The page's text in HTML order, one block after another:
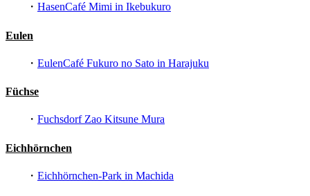
・ HasenCafé Mimi in Ikebukuro
Eulen
・ EulenCafé Fukuro no Sato in Harajuku
Füchse
・ Fuchsdorf Zao Kitsune Mura
Eichhörnchen
・ Eichhörnchen-Park in Machida